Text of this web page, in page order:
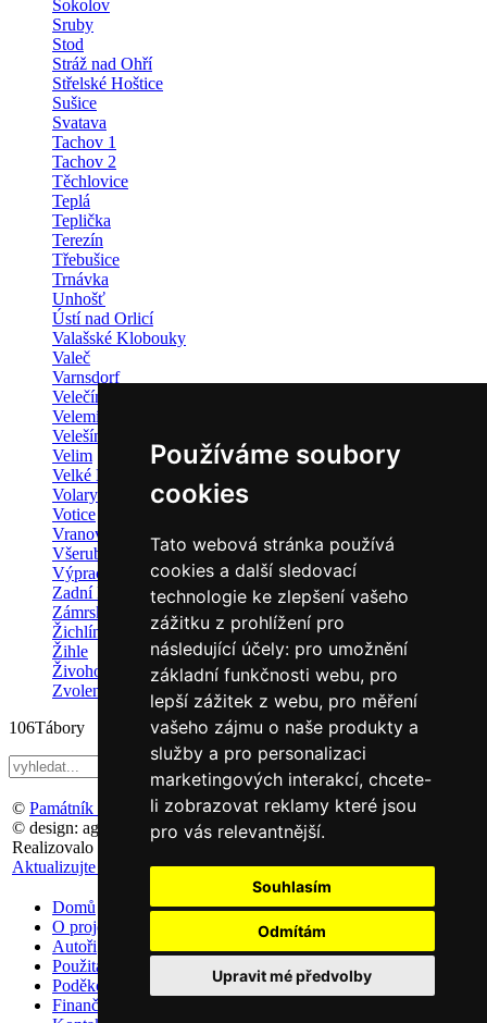
Používáme soubory
cookies
Tato webová stránka používá
cookies a další sledovací
technologie ke zlepšení vašeho
zážitku z prohlížení pro
následující účely: pro umožnění
základní funkčnosti webu, pro
lepší zážitek z webu, pro měření
vašeho zájmu o naše produkty a
služby a pro personalizaci
marketingových interakcí, chcete-
li zobrazovat reklamy které jsou
pro vás relevantnější.
Souhlasím
Odmítám
Upravit mé předvolby
Sokolov
Sruby
Stod
Stráž nad Ohří
Střelské Hoštice
Sušice
Svatava
Tachov 1
Tachov 2
Těchlovice
Teplá
Teplička
Terezín
Třebušice
Trnávka
Unhošť
Ústí nad Orlicí
Valašské Klobouky
Valeč
Varnsdorf
Velečín
Velemín/Chotiměř
Velešín
Velim
Velké Hoštice
Volary
Votice
Vranová Lhota
Všeruby
Výprachtice
Zadní Doubice
Zámrsk
Žichlínek
Žihle
Živohošť a Chotilsko
Zvoleněves
106Tábory
© Památník Terezín
, 2011
© design: agemy s.r.o,Studio ThD, 2011
Realizovalo studio:
WebSite21
v roce 2016
Aktualizujte předvolby souborů cookie
Domů
O projektu
Autoři
Použitá literatura
Poděkování
Finanční podpora